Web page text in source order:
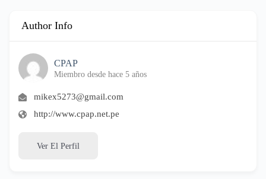
Author Info
CPAP
Miembro desde hace 5 años
mikex5273@gmail.com
http://www.cpap.net.pe
Ver El Perfil